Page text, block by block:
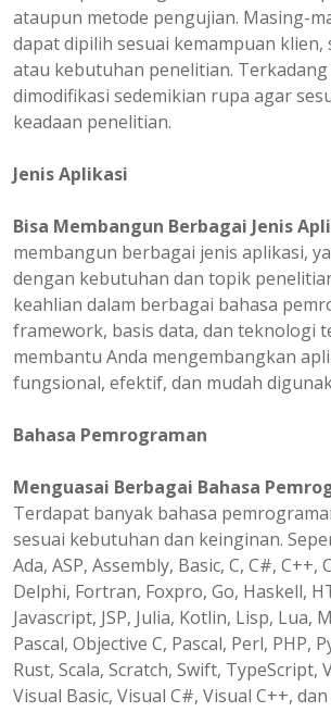
ataupun metode pengujian. Masing-
dapat dipilih sesuai kemampuan klien,
atau kebutuhan penelitian.
dimodifikasi sedemikian rupa agar
keadaan penelitian.
Jenis Aplikasi
Bisa Membangun Berbagai Jenis
membangun berbagai jenis aplikasi,
dengan kebutuhan dan topik
keahlian dalam berbagai bahasa
framework, basis data, dan teknologi
membantu Anda mengembangkan
fungsional, efektif, dan mudah
Bahasa Pemrograman
Menguasai Berbagai Bahasa
Terdapat banyak bahasa
sesuai kebutuhan dan keinginan.
Ada, ASP, Assembly, Basic, C, C#, C++,
Delphi, Fortran, Foxpro, Go, Haskell,
Javascript, JSP, Julia, Kotlin, Lisp, Lua,
Pascal, Objective C, Pascal, Perl, PHP,
Rust, Scala, Scratch, Swift, TypeScript,
Visual Basic, Visual C#, Visual C++,